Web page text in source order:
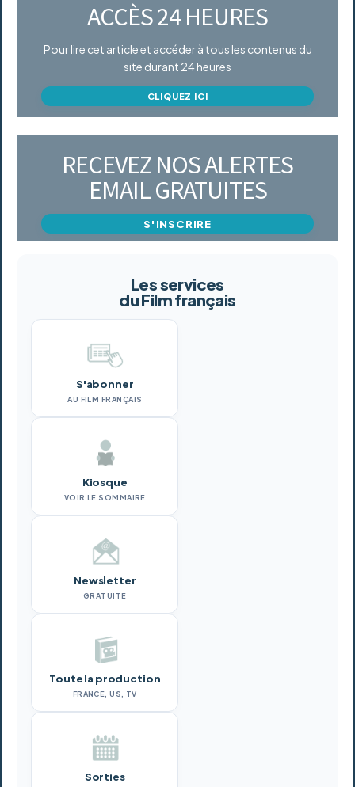
ACCÈS 24 HEURES
Pour lire cet article et accéder à tous les contenus du
site durant 24 heures
CLIQUEZ ICI
RECEVEZ NOS ALERTES
EMAIL GRATUITES
S'INSCRIRE
Les services
du Film français
S'abonner
AU FILM FRANÇAIS
Kiosque
VOIR LE SOMMAIRE
Newsletter
GRATUITE
Toute la production
FRANCE, US, TV
Sorties